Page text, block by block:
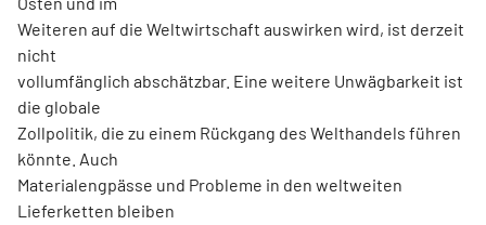
Weiteren auf die Weltwirtschaft auswirken wird, ist derzeit
nicht
vollumfänglich abschätzbar. Eine weitere Unwägbarkeit ist
die globale
Zollpolitik, die zu einem Rückgang des Welthandels führen
könnte. Auch
Materialengpässe und Probleme in den weltweiten
Lieferketten bleiben